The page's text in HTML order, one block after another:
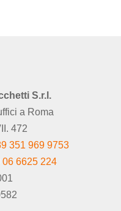
S.r.l.
a Roma
472
351 969 9753
06 6625 224